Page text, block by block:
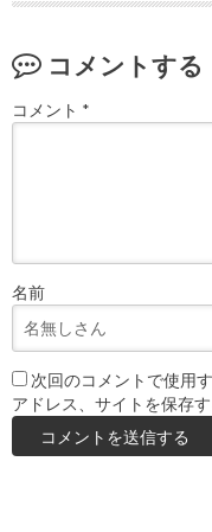
コメントする
コメント *
名前
次回のコメントで使用
アドレス、サイトを保存す